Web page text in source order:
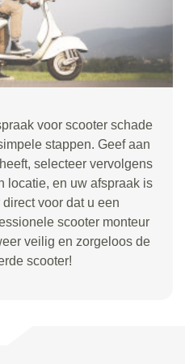
voor scooter schade
stappen. Geef aan
selecteer vervolgens
locatie, en uw afspraak is
voor dat u een
scooter monteur
veilig en zorgeloos de
scooter!